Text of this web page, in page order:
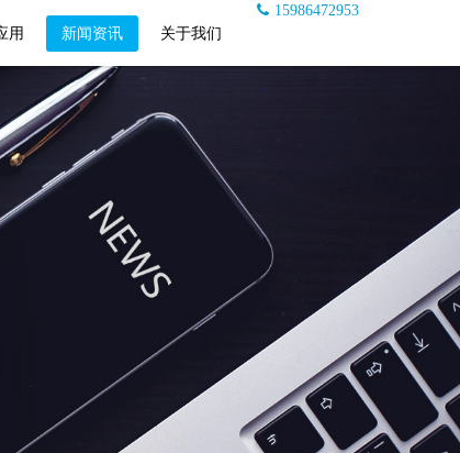
15986472953
用 新闻资讯 关于我们